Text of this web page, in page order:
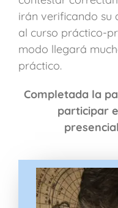
irán verificando su
al curso práctico-
modo llegará
práctico.
Completada la
participar